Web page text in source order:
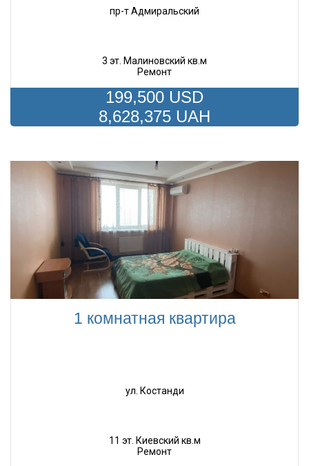
пр-т Адмиральский
3 эт. Малиновский кв.м
Ремонт
199,500 USD
8,628,375 UAH
1 комнатная квартира
ул. Костанди
11 эт. Киевский кв.м
Ремонт